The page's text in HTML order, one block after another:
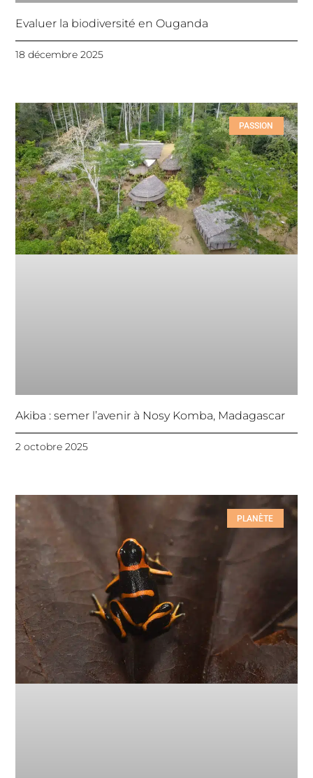
Evaluer la biodiversité en Ouganda
18 décembre 2025
PASSION
Akiba : semer l’avenir à Nosy Komba, Madagascar
2 octobre 2025
PLANÈTE